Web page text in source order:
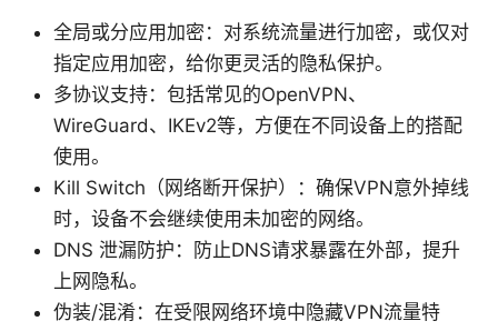
全局或分应用加密：对系统流量进行加密，或仅对
指定应用加密，给你更灵活的隐私保护。
多协议支持：包括常见的OpenVPN、
WireGuard、IKEv2等，方便在不同设备上的搭配
使用。
Kill Switch（网络断开保护）：确保VPN意外掉线
时，设备不会继续使用未加密的网络。
DNS 泄漏防护：防止DNS请求暴露在外部，提升
上网隐私。
伪装/混淆：在受限网络环境中隐藏VPN流量特